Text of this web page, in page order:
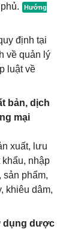
định tại
về quản lý
luật về
bản, dịch
mại
xuất, lưu
khẩu, nhập
sản phẩm,
khiêu dâm,
dụng dược